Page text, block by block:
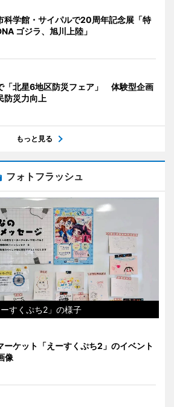
科学館・サイパルで20周年記念展「特
ゴジラ、旭川上陸」
「北星6地区防災フェア」 体験型企画
防災力向上
もっと見る
フォトフラッシュ
すくぷち2」の様子
ーケット「えーすくぷち2」のイベント
像